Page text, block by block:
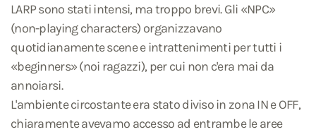
LARP sono stati intensi, ma troppo brevi. Gli «NPC»
(non-playing characters) organizzavano
quotidianamente scene e intrattenimenti per tutti i
«beginners» (noi ragazzi), per cui non c'era mai da
annoiarsi.
L'ambiente circostante era stato diviso in zona IN e OFF,
chiaramente avevamo accesso ad entrambe le aree